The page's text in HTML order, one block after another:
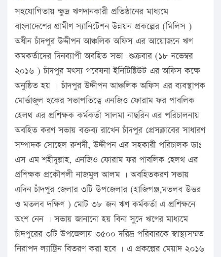
সহযোগিতায় ক্ষুদ্র ঋণদানকারী প্রতিষ্ঠানের মাধ্যমে
বাংলাদেশের গ্রামীণ স্যানিটেশন উন্নয়ন প্রকল্পের (মিলিস )
অধীন চাঁদপুর উদ্দীপন আঞ্চলিক অফিস এর আয়োজনে ঋণ
কমকর্তাদের দিনব্যাপী অবহিত সভা শুক্রবার (১৮ নভেম্বর
২০১৬ ) চাঁদপুর মৎস্য গবেষনা ইনিটিষ্টিউট এর অফিস কক্ষে
অনুষ্ঠিত হয় । চাঁদপুর উদ্দীপন আঞ্চলিক অফিস এর ব্যবস্থাপক
মোর্ত্তাজুল হকের সভাপতিত্বে এনজিও ফোরাম ফর পাবলিক
হেলথ এর প্রশিক্ষক কর্মকর্তা সালমা নাছরিন এর পরিচালনায়
অবহিত করণ সভায় বক্তব্য রাখেন চাঁদপুর প্রেসক্লাবের সাধারণ
সম্পাদক সোহেল রুশদী, উদ্দীপন এর সহকারী পরিচালক ডাঃ
এস এম শহীদুল্লাহ, এনজিও ফোরাম ফর পাবলিক হেলথ এর
প্রশিক্ষক প্রকৌশলী নাজমুল আলম । অবহিতকরণ সভায়
এদিন চাঁদপুর জেলার ৩টি উপজেলার (হাজিগঞ্জ,মতলব উত্তর
ও মতলব দক্ষিণ ) মোট ৩৮ জন ঋণ কর্মকর্তা এ প্রশিক্ষনে
অংশ নেন । সভায় জানানো হয় বিনা সুদে ঋণের মাধ্যমে
চাঁদপুরের ৩টি উপজেলায় ৩৫০০ দরিদ্র পরিবারকে স্বাস্থ্যসম্মত
নিরাপদ ল্যাট্রিন বিতরণ করা হবে । এ প্রকল্পের মেয়াদ ২০১৬